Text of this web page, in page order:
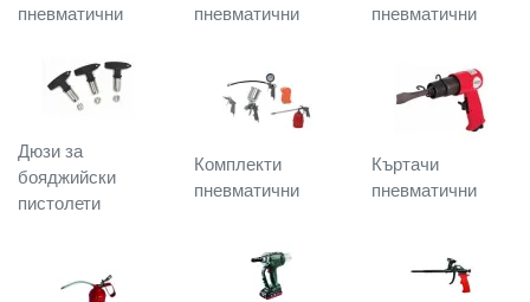
пневматични
пневматични
пневматични
Дюзи за
бояджийски
пистолети
Комплекти
пневматични
Къртачи
пневматични